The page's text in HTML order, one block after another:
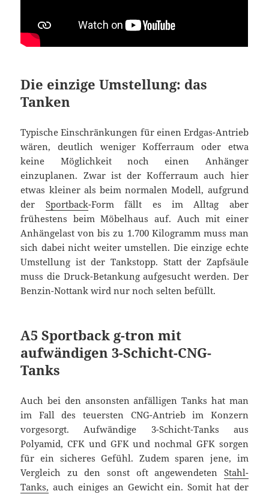
Die einzige Umstellung: das
Tanken
Typische Einschränkungen für einen Erdgas-Antrieb
wären, deutlich weniger Kofferraum oder etwa
keine Möglichkeit noch einen Anhänger
einzuplanen. Zwar ist der Kofferraum auch hier
etwas kleiner als beim normalen Modell, aufgrund
der Sportback-Form fällt es im Alltag aber
frühestens beim Möbelhaus auf. Auch mit einer
Anhängelast von bis zu 1.700 Kilogramm muss man
sich dabei nicht weiter umstellen. Die einzige echte
Umstellung ist der Tankstopp. Statt der Zapfsäule
muss die Druck-Betankung aufgesucht werden. Der
Benzin-Nottank wird nur noch selten befüllt.
A5 Sportback g-tron mit
aufwändigen 3-Schicht-CNG-
Tanks
Auch bei den ansonsten anfälligen Tanks hat man
im Fall des teuersten CNG-Antrieb im Konzern
vorgesorgt. Aufwändige 3-Schicht-Tanks aus
Polyamid, CFK und GFK und nochmal GFK sorgen
für ein sicheres Gefühl. Zudem sparen jene, im
Vergleich zu den sonst oft angewendeten Stahl-
Tanks, auch einiges an Gewicht ein. Somit hat der